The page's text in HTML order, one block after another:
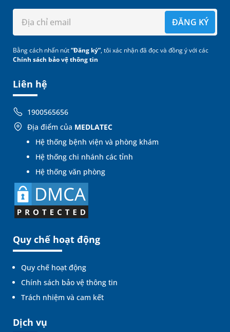
Liên hệ
1900565656
Địa điểm của MEDLATEC
Hệ thống bệnh viện và phòng khám
Hệ thống chi nhánh các tỉnh
Hệ thống văn phòng
Quy chế hoạt động
Quy chế hoạt động
Chính sách bảo vệ thông tin
Trách nhiệm và cam kết
Dịch vụ
ĐĂNG KÝ
Bằng cách nhấn nút“Đăng ký”, tôi xác nhận đã đọc và đồng ý với các
Chính sách bảo vệ thông tin